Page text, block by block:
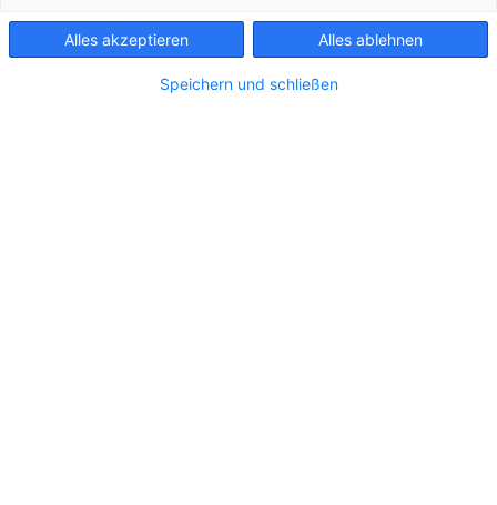
Alles akzeptieren Alles ablehnen
Speichern und schließen